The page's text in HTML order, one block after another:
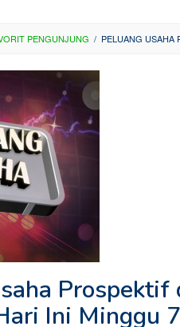
PENGUNJUNG / PELUANG USAHA
Prospektif
Ini Minggu